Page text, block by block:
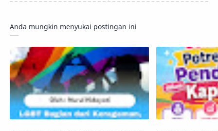
Anda mungkin menyukai postingan ini